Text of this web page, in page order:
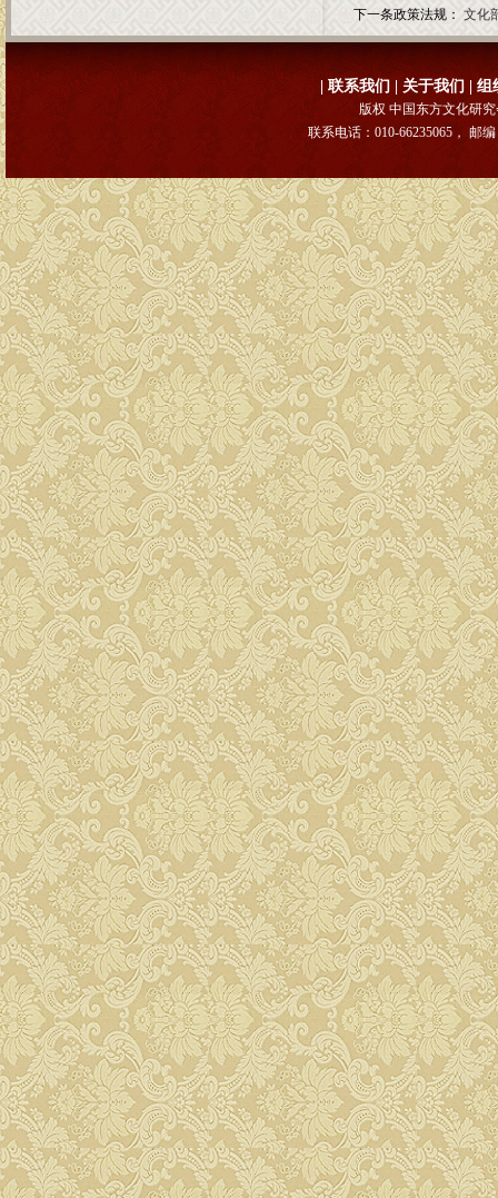
下一条政策法规： 文化
|联系我们 |关于我们|组
版权 中国东方文化研
联系电话：010-66235065， 邮